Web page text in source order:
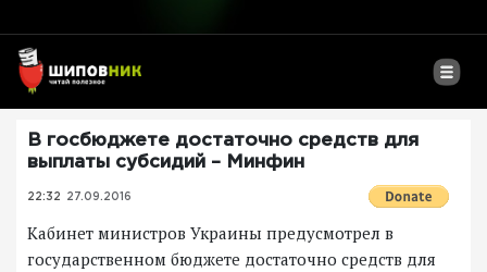
В госбюджете достаточно средств для
выплаты субсидий – Минфин
22:32 27.09.2016
Кабинет министров Украины предусмотрел в
государственном бюджете достаточно средств для